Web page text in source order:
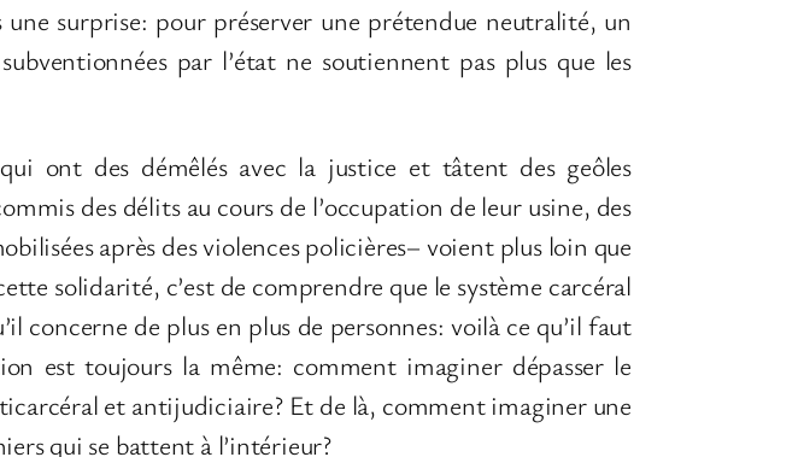
surprise: pour préserver une prétendue neutralité, un
par l’état ne soutiennent pas plus que les
ont des démêlés avec la justice et tâtent des geôles
des délits au cours de l’occupation de leur usine, des
après des violences policières– voient plus loin que
solidarité, c’est de comprendre que le système carcéral
concerne de plus en plus de personnes: voilà ce qu’il faut
est toujours la même: comment imaginer dépasser le
et antijudiciaire? Et de là, comment imaginer une
qui se battent à l’intérieur?